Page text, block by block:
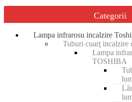
Categorii
Lampa infrarosu incalzire
Tuburi cuarţ incalzire
Lampa
TOSHIBA